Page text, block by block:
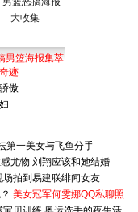
男篮海报集萃
迹
傲
第一美女与飞鱼分手
尤物 刘翔应该和她结婚
场拍到易建联绯闻女友
美女冠军何雯娜QQ私聊照